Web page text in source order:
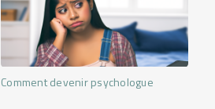
Comment devenir psychologue